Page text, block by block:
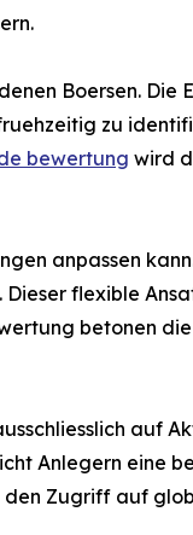
Boersen. Die
zu
bewertung wird
anpassen
flexible
betonen
auf
Anlegern eine
den Zugriff auf